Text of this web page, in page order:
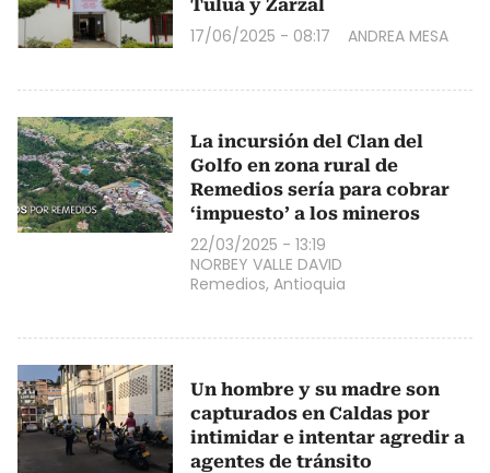
Tuluá y Zarzal
17/06/2025 - 08:17 ANDREA MESA
La incursión del Clan del
Golfo en zona rural de
Remedios sería para cobrar
‘impuesto’ a los mineros
22/03/2025 - 13:19
NORBEY VALLE DAVID
Remedios, Antioquia
Un hombre y su madre son
capturados en Caldas por
intimidar e intentar agredir a
agentes de tránsito